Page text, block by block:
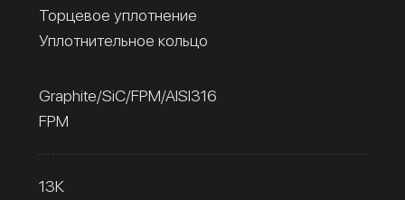
Торцевое уплотнение
Уплотнительное кольцо
Graphite/SiC/FPM/AISI316
FPM
13К